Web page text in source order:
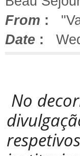
From :
Date :
No